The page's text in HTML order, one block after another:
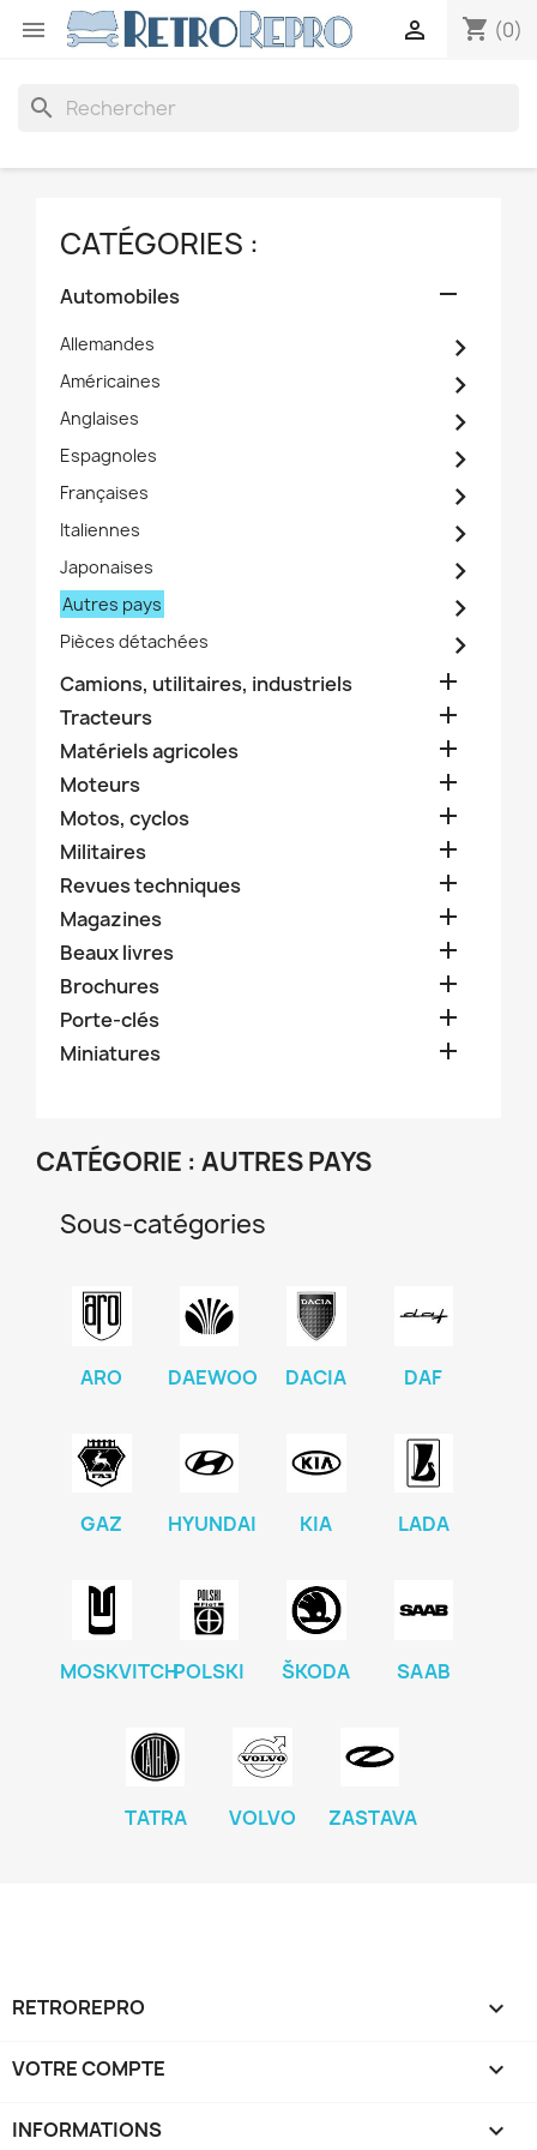
 shopping_cart (0)

search
CATÉGORIES :
Automobiles 
Allemandes 
Américaines 
Anglaises 
Espagnoles 
Françaises 
Italiennes 
Japonaises 
Autres pays 
Pièces détachées 
Camions, utilitaires, industriels 
Tracteurs 
Matériels agricoles 
Moteurs 
Motos, cyclos 
Militaires 
Revues techniques 
Magazines 
Beaux livres 
Brochures 
Porte-clés 
Miniatures 
CATÉGORIE : AUTRES PAYS
Sous-catégories
ARO DAEWOO DACIA DAF
GAZ HYUNDAI KIA LADA
MOSKVITCHPOLSKI ŠKODA SAAB
TATRA VOLVO ZASTAVA
RETROREPRO 
VOTRE COMPTE 
INFORMATIONS keyboard_arrow_down